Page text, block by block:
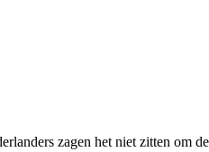
zagen het niet zitten om